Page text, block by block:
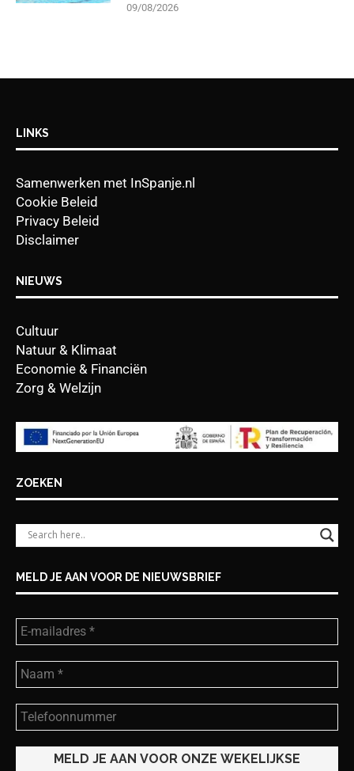
09/08/2026
LINKS
Samenwerken met InSpanje.nl
Cookie Beleid
Privacy Beleid
Disclaimer
NIEUWS
Cultuur
Natuur & Klimaat
Economie & Financiën
Zorg & Welzijn
ZOEKEN
MELD JE AAN VOOR DE NIEUWSBRIEF